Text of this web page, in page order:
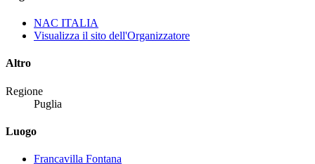
NAC ITALIA
Visualizza il sito dell'Organizzatore
Altro
Regione
Puglia
Luogo
Francavilla Fontana